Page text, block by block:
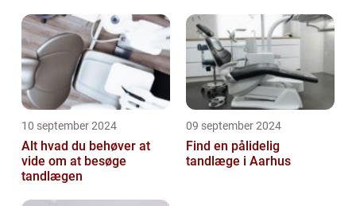
10 september 2024
Alt hvad du behøver at
vide om at besøge
tandlægen
09 september 2024
Find en pålidelig
tandlæge i Aarhus